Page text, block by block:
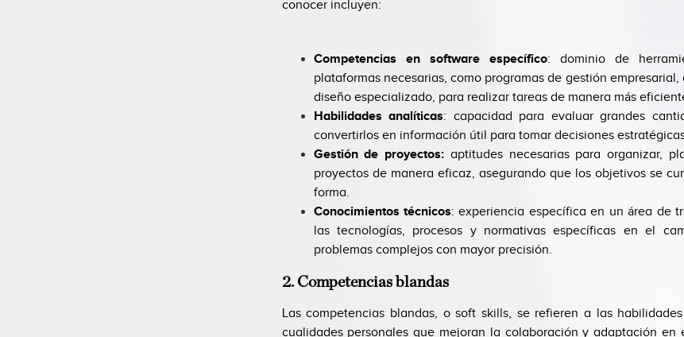
conocer incluyen:
Competencias en software específico: dominio de
plataformas necesarias, como programas de gestión empresarial,
diseño especializado, para realizar tareas de manera más
Habilidades analíticas: capacidad para evaluar grandes
convertirlos en información útil para tomar decisiones
Gestión de proyectos: aptitudes necesarias para organizar,
proyectos de manera eficaz, asegurando que los objetivos se
forma.
Conocimientos técnicos: experiencia específica en un área de
las tecnologías, procesos y normativas específicas en el
problemas complejos con mayor precisión.
2. Competencias blandas
Las competencias blandas, o soft skills, se refieren a las
cualidades personales que mejoran la colaboración y adaptación en